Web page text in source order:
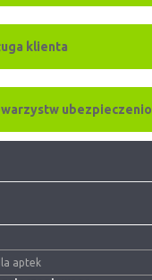
klienta
aptek